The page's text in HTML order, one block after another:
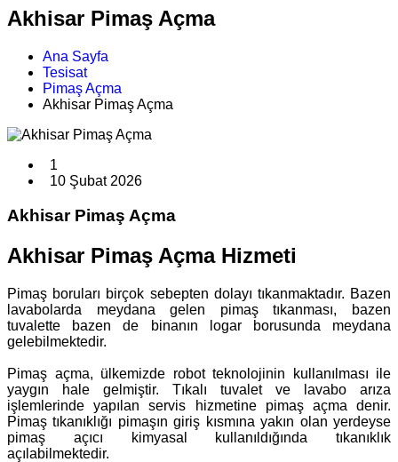
Akhisar Pimaş Açma
Ana Sayfa
Tesisat
Pimaş Açma
Akhisar Pimaş Açma
1
10 Şubat 2026
Akhisar Pimaş Açma
Akhisar Pimaş Açma Hizmeti
Pimaş boruları birçok sebepten dolayı tıkanmaktadır. Bazen
lavabolarda meydana gelen pimaş tıkanması, bazen
tuvalette bazen de binanın logar borusunda meydana
gelebilmektedir.
Pimaş açma, ülkemizde robot teknolojinin kullanılması ile
yaygın hale gelmiştir. Tıkalı tuvalet ve lavabo arıza
işlemlerinde yapılan servis hizmetine pimaş açma denir.
Pimaş tıkanıklığı pimaşın giriş kısmına yakın olan yerdeyse
pimaş açıcı kimyasal kullanıldığında tıkanıklık
açılabilmektedir.